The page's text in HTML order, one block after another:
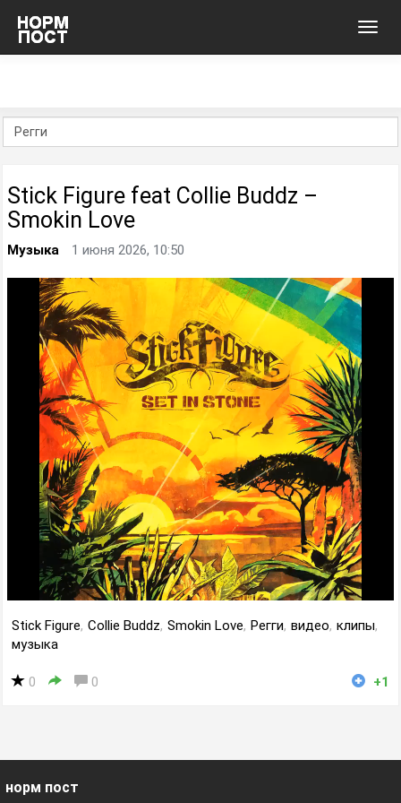
Stick Figure feat Collie Buddz –
Smokin Love
Музыка 1 июня 2026, 10:50
Stick Figure, Collie Buddz, Smokin Love, Регги, видео, клипы,
музыка
0 0 +1
норм пост